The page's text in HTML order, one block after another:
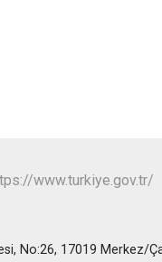
No:26, 17019 Merkez/